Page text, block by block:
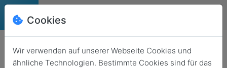
Cookies
Wir verwenden auf unserer Webseite Cookies und
ähnliche Technologien. Bestimmte Cookies sind für das